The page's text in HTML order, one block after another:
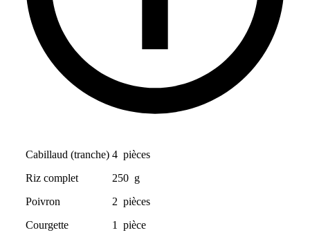
Cabillaud (tranche) 4 pièces
Riz complet
250 g
Poivron
2 pièces
Courgette
1
pièce